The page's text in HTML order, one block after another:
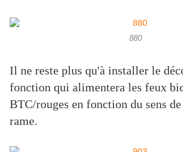
880
Il ne reste plus qu'à installer le
fonction qui alimentera les feux
BTC/rouges en fonction du sens
rame.